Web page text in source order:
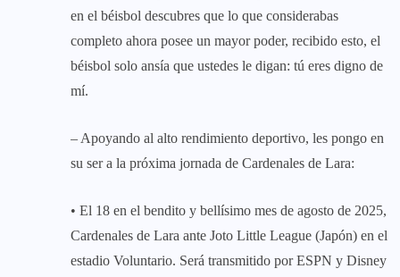
en el béisbol descubres que lo que considerabas
completo ahora posee un mayor poder, recibido esto, el
béisbol solo ansía que ustedes le digan: tú eres digno de
mí.
– Apoyando al alto rendimiento deportivo, les pongo en
su ser a la próxima jornada de Cardenales de Lara:
• El 18 en el bendito y bellísimo mes de agosto de 2025,
Cardenales de Lara ante Joto Little League (Japón) en el
estadio Voluntario. Será transmitido por ESPN y Disney